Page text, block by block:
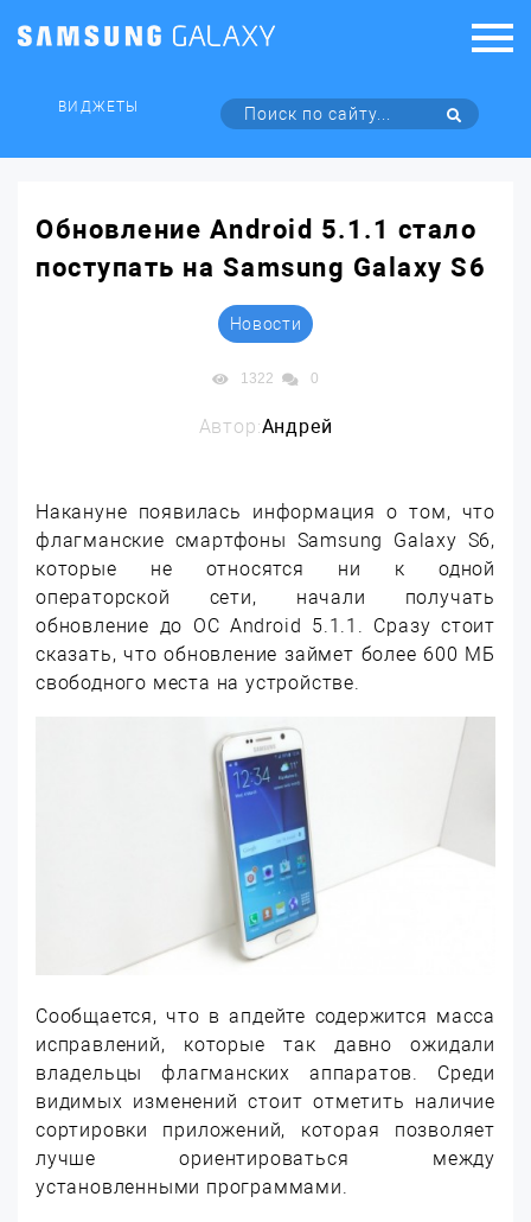
ВИДЖЕТЫ
Обновление Android 5.1.1 стало
поступать на Samsung Galaxy S6
Новости
1322 0
Автор:Андрей
Накануне появилась информация о том, что
флагманские смартфоны Samsung Galaxy S6,
которые не относятся ни к одной
операторской сети, начали получать
обновление до ОС Android 5.1.1. Сразу стоит
сказать, что обновление займет более 600 МБ
свободного места на устройстве.
Cообщается, что в апдейте содержится масса
исправлений, которые так давно ожидали
владельцы флагманских аппаратов. Среди
видимых изменений стоит отметить наличие
сортировки приложений, которая позволяет
лучше ориентироваться между
установленными программами.